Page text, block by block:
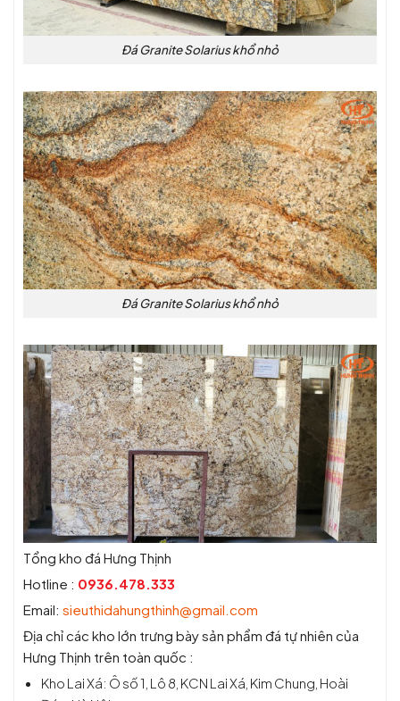
Đá Granite Solarius khổ nhỏ
Đá Granite Solarius khổ nhỏ
Tổng kho đá Hưng Thịnh
Hotline : 0936.478.333
Email: sieuthidahungthinh@gmail.com
Địa chỉ các kho lớn trưng bày sản phẩm đá tự nhiên của
Hưng Thịnh trên toàn quốc :
Kho Lai Xá: Ô số 1, Lô 8, KCN Lai Xá, Kim Chung, Hoài